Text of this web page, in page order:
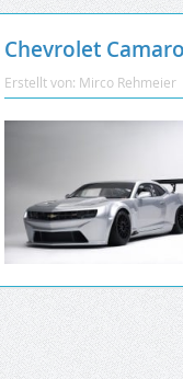
Chevrolet
Erstellt von: Mirco Rehmeier